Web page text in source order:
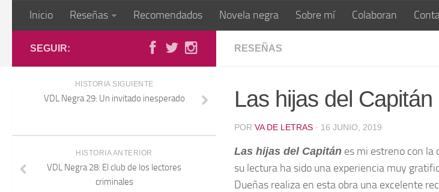
Inicio Reseñas Recomendados Novela negra Sobre mí Colaboran
RESEÑAS
Las hijas del
POR VA DE LETRAS · 16 JUNIO, 2019
Las hijas del Capitán es mi estreno con la
su lectura ha sido una experiencia muy
Dueñas realiza en esta obra una excelente
SEGUIR:
HISTORIA SIGUIENTE
VDL Negra 29: Un invitado inesperado
HISTORIA ANTERIOR
VDL Negra 28: El club de los lectores
criminales